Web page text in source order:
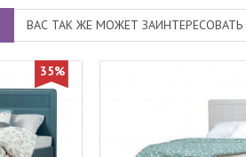
ВАС ТАК ЖЕ МОЖЕТ ЗАИНТЕРЕСОВАТЬ
35%